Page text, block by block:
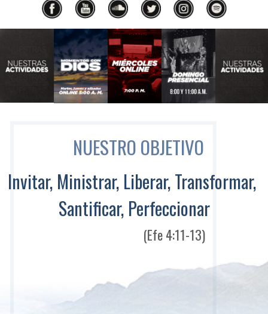
NUESTRO OBJETIVO
Invitar, Ministrar, Liberar, Transformar,
Santificar, Perfeccionar
(Efe 4:11-13)